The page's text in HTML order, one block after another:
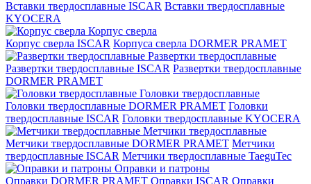
Вставки твердосплавные ISCAR Вставки твердосплавные
KYOCERA
Корпус сверла
Корпус сверла ISCAR Корпуса сверла DORMER PRAMET
Развертки твердосплавные
Развертки твердосплавные ISCAR Развертки твердосплавные
DORMER PRAMET
Головки твердосплавные
Головки твердосплавные DORMER PRAMET Головки
твердосплавные ISCAR Головки твердосплавные KYOCERA
Метчики твердосплавные
Метчики твердосплавные DORMER PRAMET Метчики
твердосплавные ISCAR Метчики твердосплавные TaeguTec
Оправки и патроны
Оправки DORMER PRAMET Оправки ISCAR Оправки